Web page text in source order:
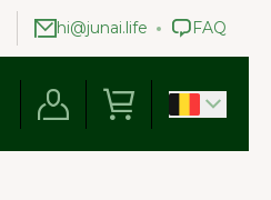
hi@junai.life FAQ